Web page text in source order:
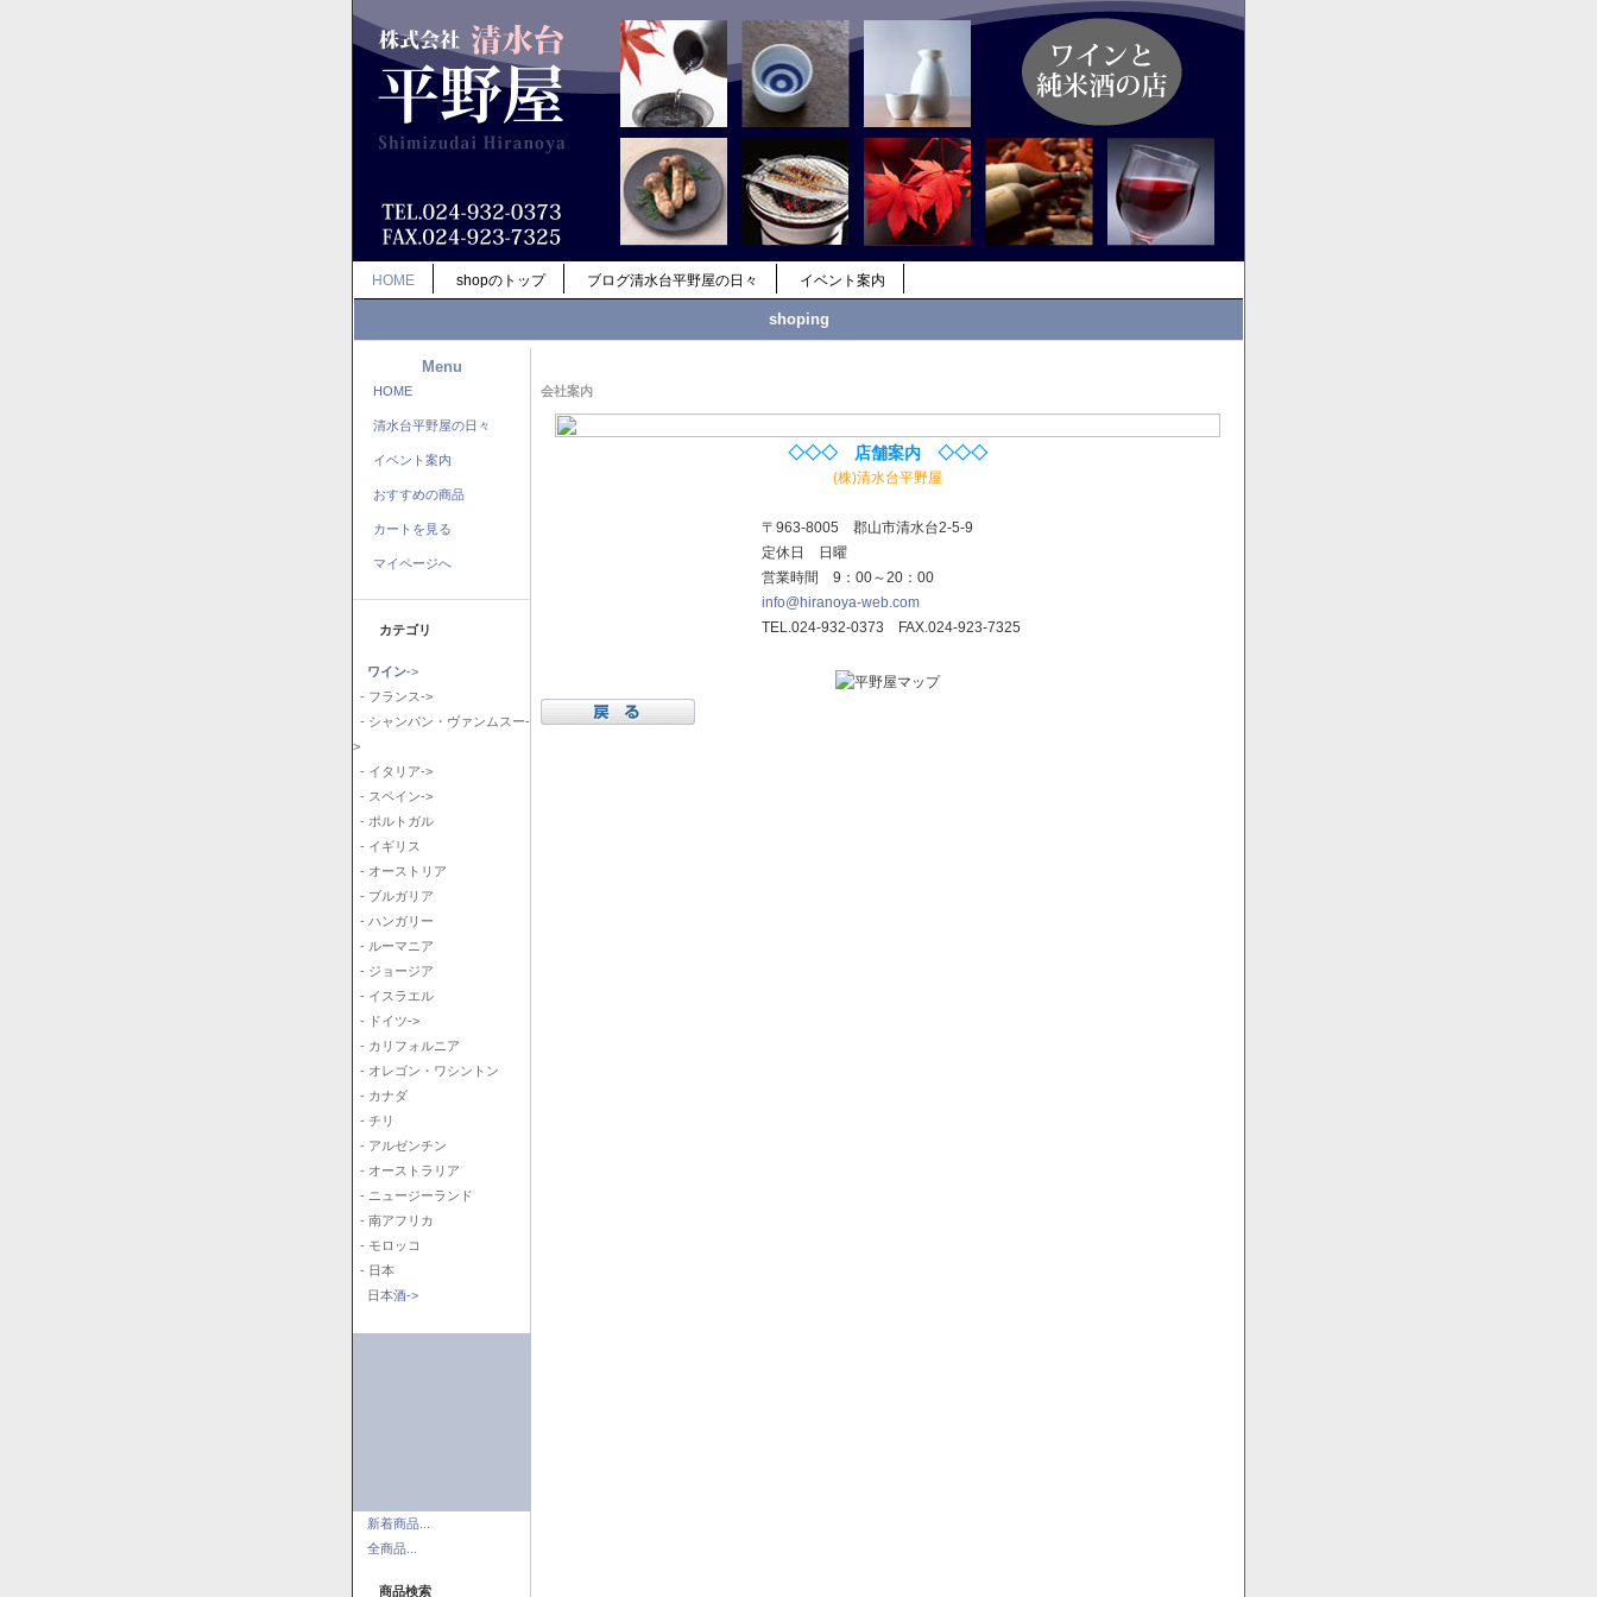
HOME shopのトップ ブログ清水台平野屋の日々 イベント案内
shoping
Menu
HOME
清水台平野屋の日々
イベント案内
おすすめの商品
カートを見る
マイページへ
カテゴリ
ワイン->
- フランス->
- シャンパン・ヴァンムスー-
>
- イタリア->
- スペイン->
- ポルトガル
- イギリス
- オーストリア
- ブルガリア
- ハンガリー
- ルーマニア
- ジョージア
- イスラエル
- ドイツ->
- カリフォルニア
- オレゴン・ワシントン
- カナダ
- チリ
- アルゼンチン
- オーストラリア
- ニュージーランド
- 南アフリカ
- モロッコ
- 日本
日本酒->
新着商品...
全商品...
商品検索
会社案内
◇◇◇ 店舗案内 ◇◇◇
(株)清水台平野屋
〒963-8005 郡山市清水台2-5-9
定休日 日曜
営業時間 9：00～20：00
info@hiranoya-web.com
TEL.024-932-0373 FAX.024-923-7325